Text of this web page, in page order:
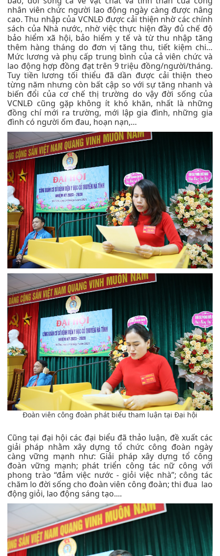
nhân viên chức người lao động ngày càng được nâng
cao. Thu nhập của VCNLĐ được cải thiện nhờ các chính
sách của Nhà nước, nhờ việc thực hiện đầy đủ chế độ
bảo hiểm xã hội, bảo hiểm y tế và từ thu nhập tăng
thêm hàng tháng do đơn vị tăng thu, tiết kiệm chi…
Mức lương và phụ cấp trung bình của cả viên chức và
lao động hợp đồng đạt trên 9 triệu đồng/người/tháng.
Tuy tiền lương tối thiểu đã dần được cải thiện theo
từng năm nhưng còn bất cập so với sự tăng nhanh và
biến đổi của cơ chế thị trường do vậy đời sống của
VCNLĐ cũng gặp không ít khó khăn, nhất là những
đồng chí mới ra trường, mới lập gia đình, những gia
đình có người ốm đau, hoạn nạn,…
Đoàn viên công đoàn phát biểu tham luận tại Đại hội
Cũng tại đại hội các đại biểu đã thảo luận, đề xuất các
giải pháp nhằm xây dựng tổ chức công đoàn ngày
càng vững mạnh như: Giải pháp xây dựng tổ công
đoàn vững mạnh; phát triển công tác nữ công với
phong trào “đảm việc nước - giỏi việc nhà”; công tác
chăm lo đời sống cho đoàn viên công đoàn; thi đua lao
động giỏi, lao động sáng tạo....